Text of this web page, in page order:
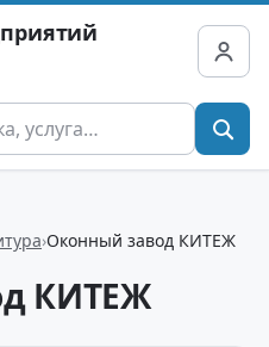
Оконный завод КИТЕЖ
КИТЕЖ